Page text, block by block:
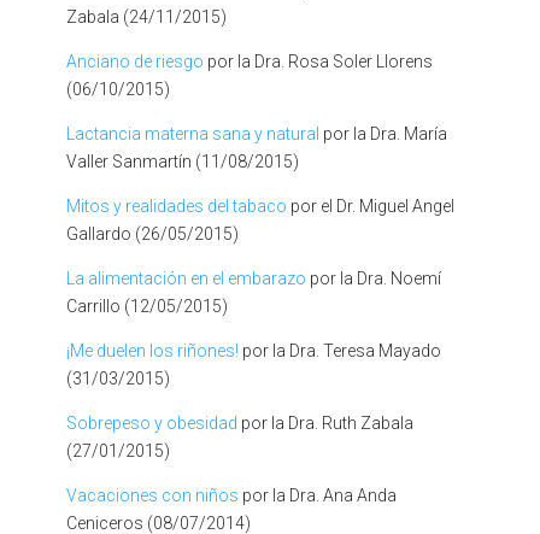
Zabala (24/11/2015)
Anciano de riesgo por la Dra. Rosa Soler Llorens
(06/10/2015)
Lactancia materna sana y natural por la Dra. María
Valler Sanmartín (11/08/2015)
Mitos y realidades del tabaco por el Dr. Miguel Angel
Gallardo (26/05/2015)
La alimentación en el embarazo por la Dra. Noemí
Carrillo (12/05/2015)
¡Me duelen los riñones! por la Dra. Teresa Mayado
(31/03/2015)
Sobrepeso y obesidad por la Dra. Ruth Zabala
(27/01/2015)
Vacaciones con niños por la Dra. Ana Anda
Ceniceros (08/07/2014)